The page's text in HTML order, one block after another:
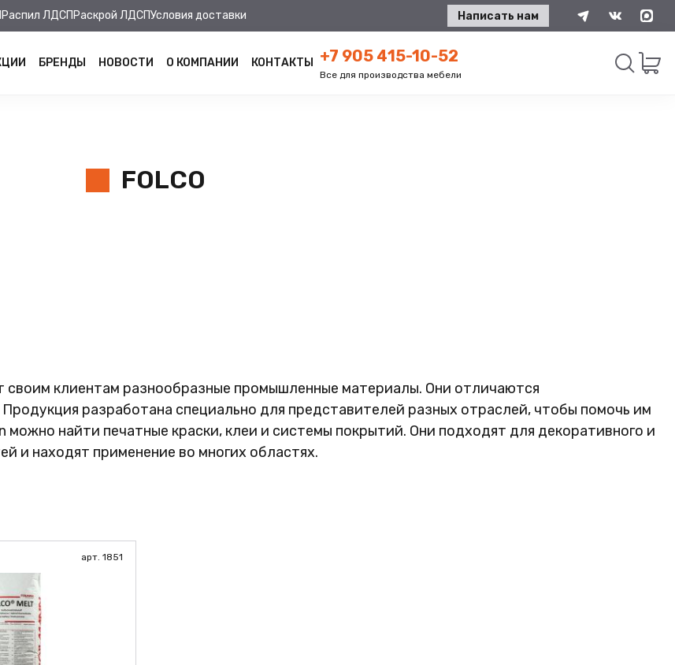
Распил ЛДСП Раскрой ЛДСПУсловия доставки Написать нам
БРЕНДЫ НОВОСТИ О КОМПАНИИ КОНТАКТЫ +7 905 415-10-52
Все для производства мебели
FOLCO
своим клиентам разнообразные промышленные материалы. Они отличаются
разработана специально для представителей разных отраслей, чтобы помочь им
найти печатные краски, клеи и системы покрытий. Они подходят для декоративного и
и находят применение во многих областях.
арт. 1851